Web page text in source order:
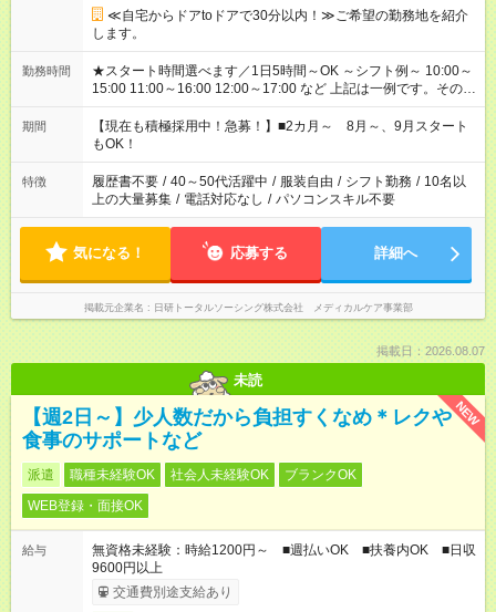
≪自宅からドアtoドアで30分以内！≫ご希望の勤務地を紹介
します。
勤務時間
★スタート時間選べます／1日5時間～OK ～シフト例～ 10:00～
15:00 11:00～16:00 12:00～17:00 など 上記は一例です。その他
シフトもご相談ください。 ※Wワークの場合当社と合わせて法
定労働時間が週40時間を超えなければOKです。
期間
【現在も積極採用中！急募！】■2カ月～ 8月～、9月スタート
もOK！
特徴 履歴書不要 / 40～50代活躍中 / 服装自由 / シフト勤務 / 10名以
上の大量募集 / 電話対応なし / パソコンスキル不要
気になる！ 応募する 詳細へ
掲載元企業名 日研トータルソーシング株式会社 メディカルケア事業部
掲載日：2026.08.07
未読
NEW
【週2日～】少人数だから負担すくなめ＊レクや
食事のサポートなど
派遣 職種未経験OK 社会人未経験OK
ブランクOK
WEB登録・面接OK
給与
無資格未経験：時給1200円～ ■週払いOK ■扶養内OK ■日収
9600円以上
交通費別途支給あり